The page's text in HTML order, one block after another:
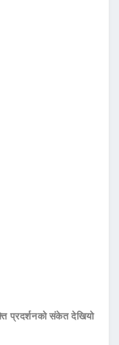
प्रदर्शनको संकेत देखियो